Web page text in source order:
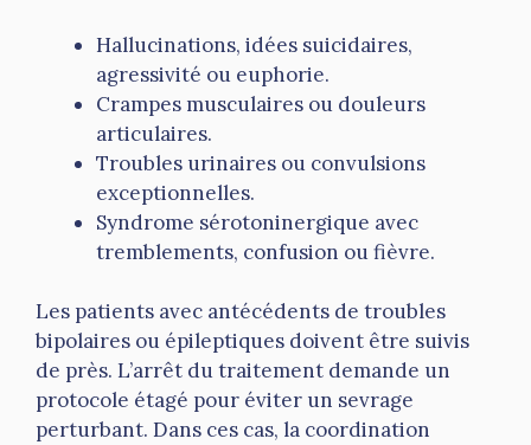
Hallucinations, idées suicidaires,
agressivité ou euphorie.
Crampes musculaires ou douleurs
articulaires.
Troubles urinaires ou convulsions
exceptionnelles.
Syndrome sérotoninergique avec
tremblements, confusion ou fièvre.
Les patients avec antécédents de troubles
bipolaires ou épileptiques doivent être suivis
de près. L’arrêt du traitement demande un
protocole étagé pour éviter un sevrage
perturbant. Dans ces cas, la coordination